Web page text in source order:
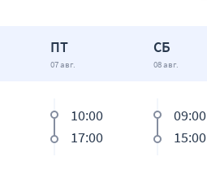
ПТ
07 авг.
СБ
08 авг.
10:00
17:00
09:00
15:00